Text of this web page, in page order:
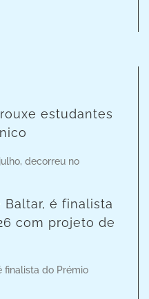
estudantes
decorreu no
Baltar, é finalista
com projeto de
finalista do Prémio